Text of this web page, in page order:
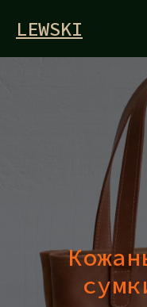
LEWSKI